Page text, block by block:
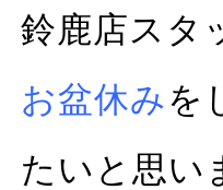
鈴鹿店スタ
お盆休みを
たいと思い